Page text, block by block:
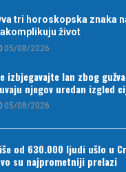
tri horoskopska znaka
život
05/08/2026
izbjegavajte lan zbog
njegov uredan izgled
05/08/2026
od 630.000 ljudi ušlo u
su najprometniji prelazi